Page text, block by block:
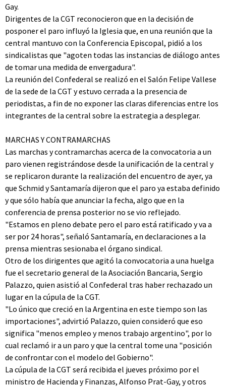
Gay.
Dirigentes de la CGT reconocieron que en la decisión de
posponer el paro influyó la Iglesia que, en una reunión que la
central mantuvo con la Conferencia Episcopal, pidió a los
sindicalistas que "agoten todas las instancias de diálogo antes
de tomar una medida de envergadura".
La reunión del Confederal se realizó en el Salón Felipe Vallese
de la sede de la CGT y estuvo cerrada a la presencia de
periodistas, a fin de no exponer las claras diferencias entre los
integrantes de la central sobre la estrategia a desplegar.
MARCHAS Y CONTRAMARCHAS
Las marchas y contramarchas acerca de la convocatoria a un
paro vienen registrándose desde la unificación de la central y
se replicaron durante la realización del encuentro de ayer, ya
que Schmid y Santamaría dijeron que el paro ya estaba definido
y que sólo había que anunciar la fecha, algo que en la
conferencia de prensa posterior no se vio reflejado.
"Estamos en pleno debate pero el paro está ratificado y va a
ser por 24 horas", señaló Santamaría, en declaraciones a la
prensa mientras sesionaba el órgano sindical.
Otro de los dirigentes que agitó la convocatoria a una huelga
fue el secretario general de la Asociación Bancaria, Sergio
Palazzo, quien asistió al Confederal tras haber rechazado un
lugar en la cúpula de la CGT.
"Lo único que creció en la Argentina en este tiempo son las
importaciones", advirtió Palazzo, quien consideró que eso
significa "menos empleo y menos trabajo argentino", por lo
cual reclamó ir a un paro y que la central tome una "posición
de confrontar con el modelo del Gobierno".
La cúpula de la CGT será recibida el jueves próximo por el
ministro de Hacienda y Finanzas, Alfonso Prat-Gay, y otros